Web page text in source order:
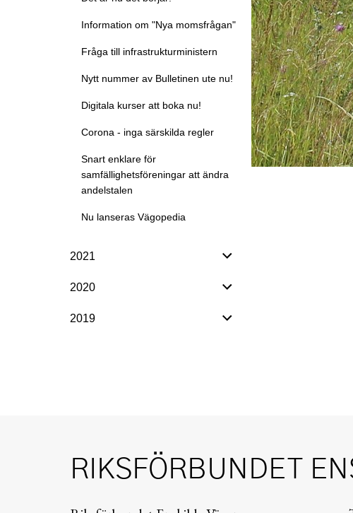
Information om "Nya momsfrågan"
Fråga till infrastrukturministern
Nytt nummer av Bulletinen ute nu!
Digitala kurser att boka nu!
Corona - inga särskilda regler
Snart enklare för
samfällighetsföreningar att ändra
andelstalen
Nu lanseras Vägopedia
2021
2020
2019
RIKSFÖRBUNDET